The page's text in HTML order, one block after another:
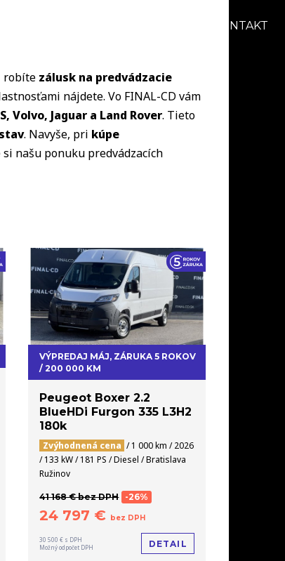
KONTAKT
robíte zálusk na predvádzacie
nájdete. Vo FINAL-CD vám
Volvo, Jaguar a Land Rover. Tieto
. Navyše, pri kúpe
si našu ponuku predvádzacích
VÝPREDAJ MÁJ, ZÁRUKA 5 ROKOV
/ 200 000 KM
Peugeot Boxer 2.2
BlueHDi Furgon 335 L3H2
180k
Zvýhodnená cena / 1 000 km / 2026
/ 133 kW / 181 PS / Diesel / Bratislava
Ružinov
41 168 € bez DPH -26%
24 797 € bez DPH
30 500 € s DPH
Možný odpočet DPH
DETAIL